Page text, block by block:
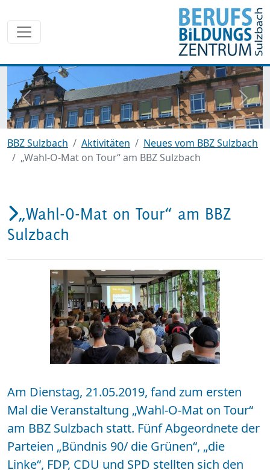
zurück
BBZ Sulzbach Aktivitäten
Neues vom BBZ Sulzbach
„Wahl-O-Mat on Tour“ am BBZ Sulzbach
„Wahl-O-Mat on Tour“ am BBZ
Sulzbach
Am Dienstag, 21.05.2019, fand zum ersten
Mal die Veranstaltung „Wahl-O-Mat on Tour“
am BBZ Sulzbach statt. Fünf Abgeordnete der
Parteien „Bündnis 90/ die Grünen“, „die
Linke“, FDP, CDU und SPD stellten sich den